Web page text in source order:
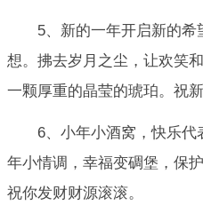
5、新的一年开启新的
想。拂去岁月之尘，让欢笑
一颗厚重的晶莹的琥珀。祝
6、小年小酒窝，快乐
年小情调，幸福变碉堡，保
祝你发财财源滚滚。